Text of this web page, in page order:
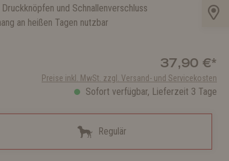
und Schnallenverschluss
an heißen Tagen nutzbar
37,90 €*
Preise inkl. MwSt. zzgl. Versand- und Servicekosten
Sofort verfügbar, Lieferzeit 3 Tage
Regulär